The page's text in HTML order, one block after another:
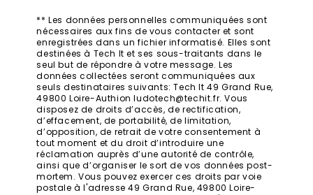
** Les données personnelles communiquées sont
nécessaires aux fins de vous contacter et sont
enregistrées dans un fichier informatisé. Elles sont
destinées à Tech It et ses sous-traitants dans le
seul but de répondre à votre message. Les
données collectées seront communiquées aux
seuls destinataires suivants: Tech It 49 Grand Rue,
49800 Loire-Authion ludotech@techit.fr. Vous
disposez de droits d’accès, de rectification,
d’effacement, de portabilité, de limitation,
d’opposition, de retrait de votre consentement à
tout moment et du droit d’introduire une
réclamation auprès d’une autorité de contrôle,
ainsi que d’organiser le sort de vos données post-
mortem. Vous pouvez exercer ces droits par voie
postale à l'adresse 49 Grand Rue, 49800 Loire-